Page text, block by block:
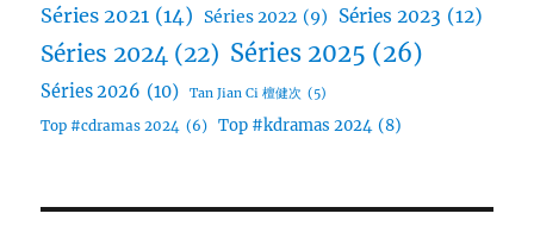
Séries 2021 (14) Séries 2022 (9) Séries 2023 (12)
Séries 2024 (22) Séries 2025 (26)
Séries 2026 (10) Tan Jian Ci 檀健次 (5)
Top #cdramas 2024 (6) Top #kdramas 2024 (8)